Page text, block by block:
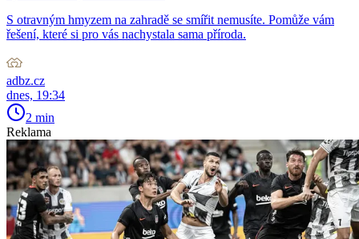
S otravným hmyzem na zahradě se smířit nemusíte. Pomůže vám
řešení, které si pro vás nachystala sama příroda.
adbz.cz
dnes, 19:34
2 min
Reklama